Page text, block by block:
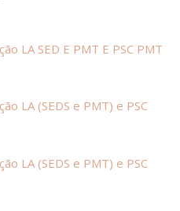
LA SED E PMT E PSC PMT
LA (SEDS e PMT) e PSC
LA (SEDS e PMT) e PSC